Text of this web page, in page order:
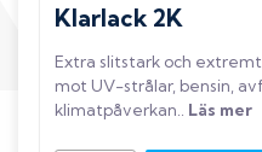
Klarlack 2K
Extra slitstark och
mot UV-strålar, bensin,
klimatpåverkan.. Läs mer